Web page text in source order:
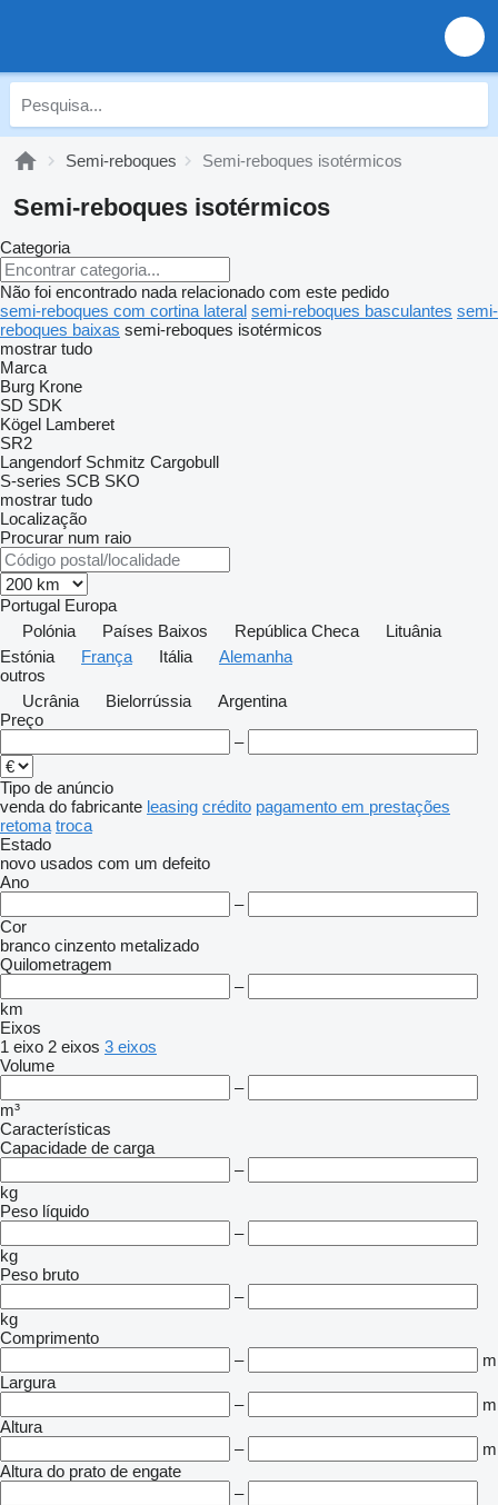
Semi-reboques Semi-reboques isotérmicos
Semi-reboques isotérmicos
Categoria
Não foi encontrado nada relacionado com este pedido
semi-reboques com cortina lateral semi-reboques basculantes semi-
reboques baixas semi-reboques isotérmicos
mostrar tudo
Marca
Burg Krone
SD SDK
Kögel Lamberet
SR2
Langendorf Schmitz Cargobull
S-series SCB SKO
mostrar tudo
Localização
Procurar num raio
Portugal Europa
Polónia
Países Baixos República Checa
Lituânia
Estónia
França Itália
Alemanha
outros
Ucrânia
Bielorrússia
Argentina
Preço
–
Tipo de anúncio
venda do fabricante leasing crédito pagamento em prestações
retoma troca
Estado
novo usados com um defeito
Ano
–
Cor
branco cinzento metalizado
Quilometragem
–
km
Eixos
1 eixo 2 eixos 3 eixos
Volume
–
m³
Características
Capacidade de carga
–
kg
Peso líquido
–
kg
Peso bruto
–
kg
Comprimento
–
m
Largura
–
m
Altura
–
m
Altura do prato de engate
–